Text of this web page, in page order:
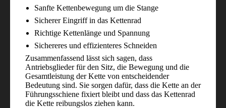
Sanfte Kettenbewegung um die Stange
Sicherer Eingriff in das Kettenrad
Richtige Kettenlänge und Spannung
Sichereres und effizienteres Schneiden
Zusammenfassend lässt sich sagen, dass
Antriebsglieder für den Sitz, die Bewegung und die
Gesamtleistung der Kette von entscheidender
Bedeutung sind. Sie sorgen dafür, dass die Kette an der
Führungsschiene fixiert bleibt und dass das Kettenrad
die Kette reibungslos ziehen kann.